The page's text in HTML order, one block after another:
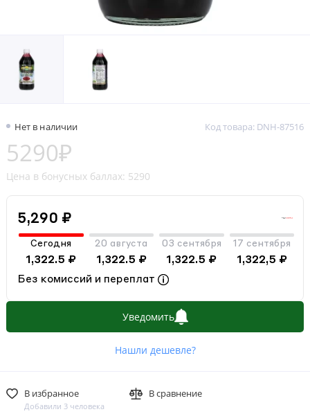
Нет в наличии Код товара: DNH-87516
5290₽
Цена в бонусных баллах: 5290
5,290 ₽
Сегодня
1,322.5 ₽
20 августа
1,322.5 ₽
03 сентября
1,322.5 ₽
17 сентября
1,322,5 ₽
Без комиссий и переплат
Уведомить
Нашли дешевле?
В избранное
Добавили 3 человека
В сравнение